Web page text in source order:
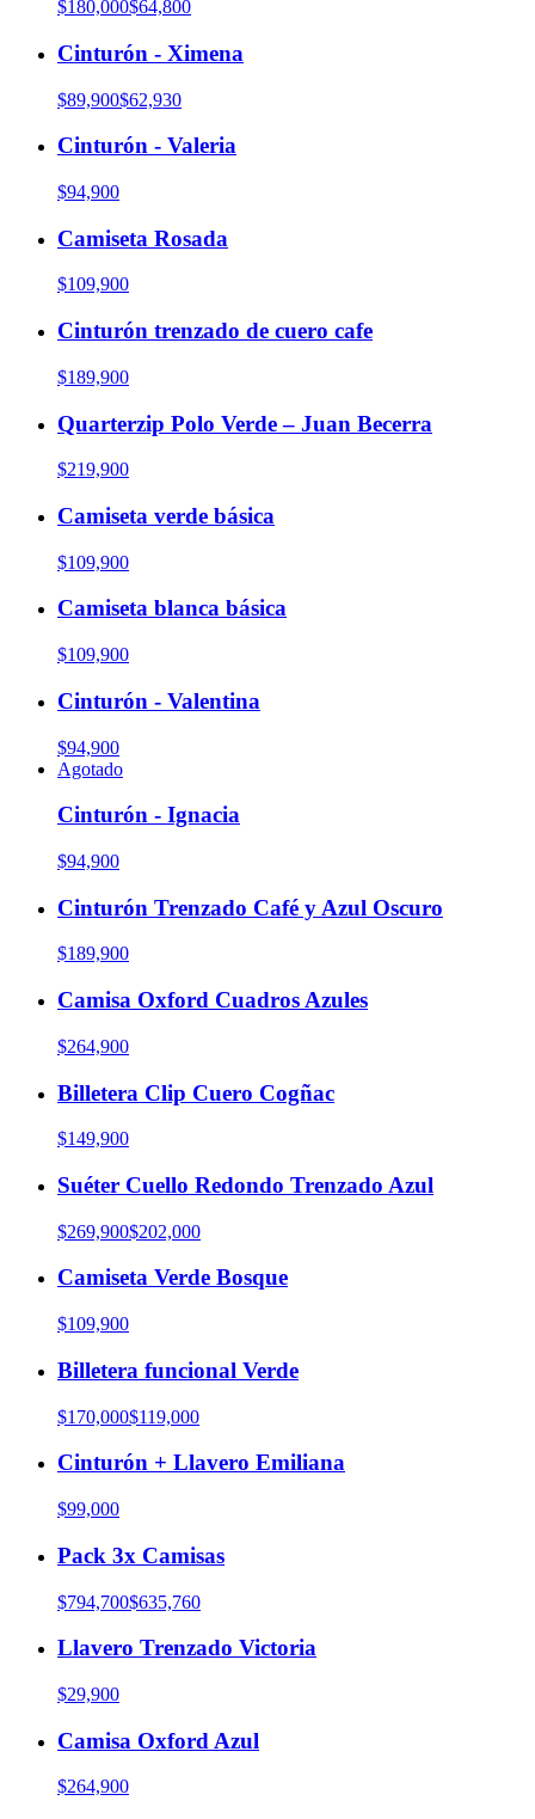
$180,000$64,800
Cinturón - Ximena
$89,900$62,930
Cinturón - Valeria
$94,900
Camiseta Rosada
$109,900
Cinturón trenzado de cuero cafe
$189,900
Quarterzip Polo Verde – Juan Becerra
$219,900
Camiseta verde básica
$109,900
Camiseta blanca básica
$109,900
Cinturón - Valentina
$94,900
Agotado
Cinturón - Ignacia
$94,900
Cinturón Trenzado Café y Azul Oscuro
$189,900
Camisa Oxford Cuadros Azules
$264,900
Billetera Clip Cuero Cogñac
$149,900
Suéter Cuello Redondo Trenzado Azul
$269,900$202,000
Camiseta Verde Bosque
$109,900
Billetera funcional Verde
$170,000$119,000
Cinturón + Llavero Emiliana
$99,000
Pack 3x Camisas
$794,700$635,760
Llavero Trenzado Victoria
$29,900
Camisa Oxford Azul
$264,900